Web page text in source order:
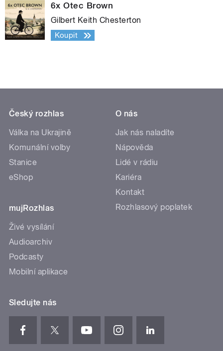
6x Otec Brown
Gilbert Keith Chesterton
Koupit
Český rozhlas
Válka na Ukrajině
Komunální volby
Stanice
eShop
mujRozhlas
Živé vysílání
Audioarchiv
Podcasty
Mobilní aplikace
O nás
Jak nás naladíte
Nápověda
Lidé v rádiu
Kariéra
Kontakt
Rozhlasový poplatek
Sledujte nás